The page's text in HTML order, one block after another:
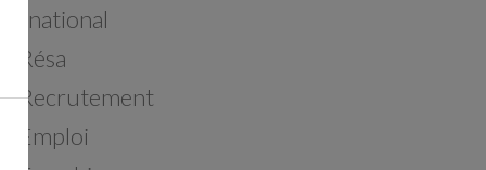
national
Résa
Recrutement
Emploi